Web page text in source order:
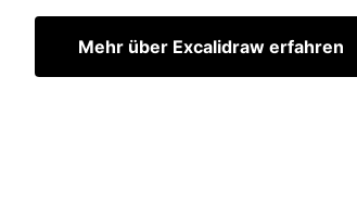
Mehr über Excalidraw erfahren